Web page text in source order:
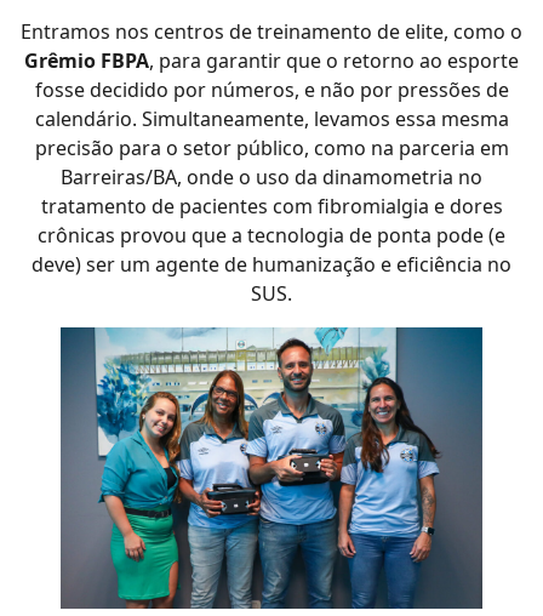
Entramos nos centros de treinamento de elite, como o
Grêmio FBPA, para garantir que o retorno ao esporte
fosse decidido por números, e não por pressões de
calendário. Simultaneamente, levamos essa mesma
precisão para o setor público, como na parceria em
Barreiras/BA, onde o uso da dinamometria no
tratamento de pacientes com fibromialgia e dores
crônicas provou que a tecnologia de ponta pode (e
deve) ser um agente de humanização e eficiência no
SUS.